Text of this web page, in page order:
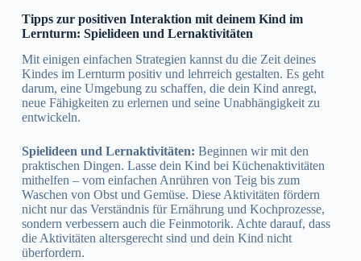
Tipps zur positiven Interaktion mit deinem Kind im
Lernturm: Spielideen und Lernaktivitäten
Mit einigen einfachen Strategien kannst du die Zeit deines
Kindes im Lernturm positiv und lehrreich gestalten. Es geht
darum, eine Umgebung zu schaffen, die dein Kind anregt,
neue Fähigkeiten zu erlernen und seine Unabhängigkeit zu
entwickeln.
Spielideen und Lernaktivitäten: Beginnen wir mit den
praktischen Dingen. Lasse dein Kind bei Küchenaktivitäten
mithelfen – vom einfachen Anrühren von Teig bis zum
Waschen von Obst und Gemüse. Diese Aktivitäten fördern
nicht nur das Verständnis für Ernährung und Kochprozesse,
sondern verbessern auch die Feinmotorik. Achte darauf, dass
die Aktivitäten altersgerecht sind und dein Kind nicht
überfordern.